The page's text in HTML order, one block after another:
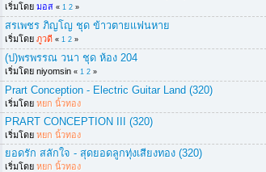
เริ่มโดยมอส «1 2 »
สรเพชร ภิญโญ ชุด ข้าวตายแฟนหาย
เริ่มโดยภูวดี «1 2 »
(ป)พรพรรณ วนา ชุด ห้อง 204
เริ่มโดย niyomsin«1 2 »
Prart Conception - Electric Guitar Land (320)
เริ่มโดยหยก นิ้วทอง
PRART CONCEPTION III (320)
เริ่มโดยหยก นิ้วทอง
ยอดรัก สลักใจ - สุดยอดลูกทุ่งเสียงทอง (320)
เริ่มโดยหยก นิ้วทอง